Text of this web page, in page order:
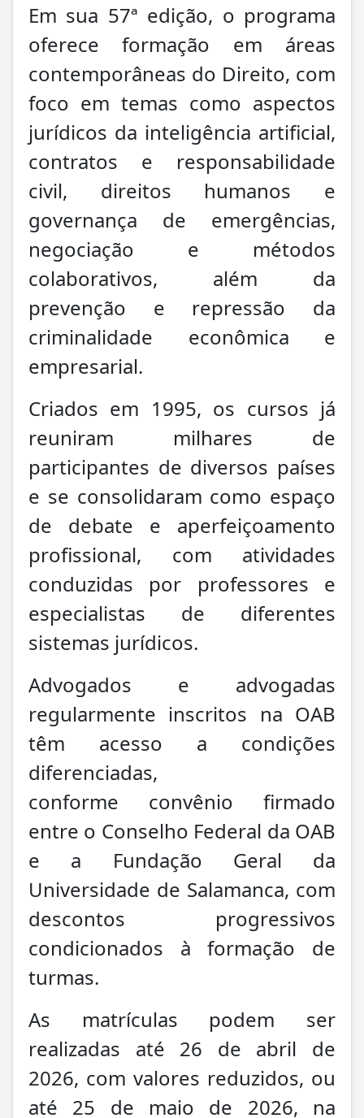
Em sua 57ª edição, o programa
oferece formação em áreas
contemporâneas do Direito, com
foco em temas como aspectos
jurídicos da inteligência artificial,
contratos e responsabilidade
civil, direitos humanos e
governança de emergências,
negociação e métodos
colaborativos, além da
prevenção e repressão da
criminalidade econômica e
empresarial.
Criados em 1995, os cursos já
reuniram milhares de
participantes de diversos países
e se consolidaram como espaço
de debate e aperfeiçoamento
profissional, com atividades
conduzidas por professores e
especialistas de diferentes
sistemas jurídicos.
Advogados e advogadas
regularmente inscritos na OAB
têm acesso a condições
diferenciadas,
conforme convênio firmado
entre o Conselho Federal da OAB
e a Fundação Geral da
Universidade de Salamanca, com
descontos progressivos
condicionados à formação de
turmas.
As matrículas podem ser
realizadas até 26 de abril de
2026, com valores reduzidos, ou
até 25 de maio de 2026, na